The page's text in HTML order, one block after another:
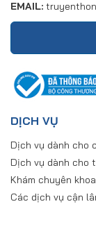
EMAIL:
DỊCH VỤ
Dịch vụ dành cho
Dịch vụ dành cho
Khám chuyên khoa
Các dịch vụ cận